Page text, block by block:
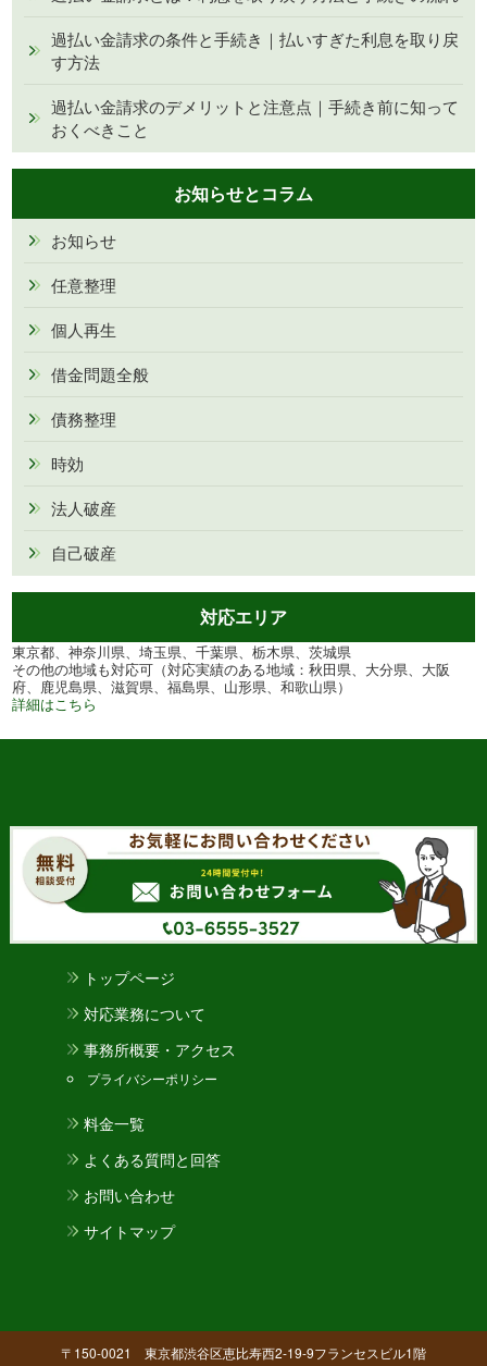
過払い金請求の条件と手続き｜払いすぎた利息を取り戻
す方法
過払い金請求のデメリットと注意点｜手続き前に知って
おくべきこと
お知らせとコラム
お知らせ
任意整理
個人再生
借金問題全般
債務整理
時効
法人破産
自己破産
対応エリア
東京都、神奈川県、埼玉県、千葉県、栃木県、茨城県
その他の地域も対応可（対応実績のある地域：秋田県、大分県、大阪
府、鹿児島県、滋賀県、福島県、山形県、和歌山県）
詳細はこちら
トップページ
対応業務について
事務所概要・アクセス
プライバシーポリシー
料金一覧
よくある質問と回答
お問い合わせ
サイトマップ
〒150-0021 東京都渋谷区恵比寿西2-19-9フランセスビル1階